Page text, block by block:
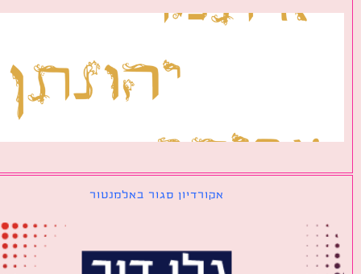
אקורדיון סגור באלמנטור